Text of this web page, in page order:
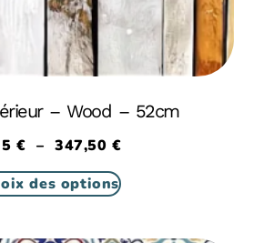
– Wood – 52cm
€ – 347,50€
des options